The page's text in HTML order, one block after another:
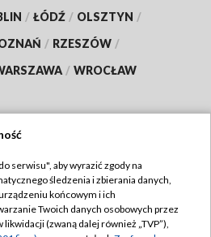
/ ŁÓDŹ / OLSZTYN /
/ RZESZÓW /
/ WROCŁAW
TVP
TVP
serwisu", aby wyrazić zgody na
śledzenia i zbierania danych,
końcowym i ich
Twoich danych osobowych przez
likwidacji (zwaną dalej również „TVP”),